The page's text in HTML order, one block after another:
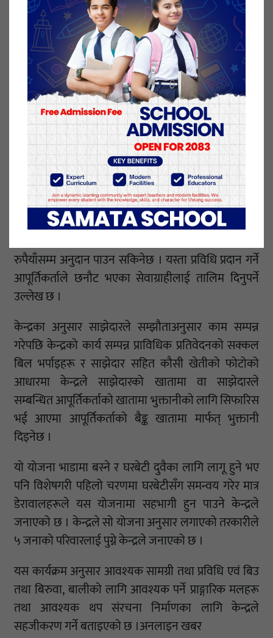
दिने लक्ष्य लिइएको छ । जसका लागि २५÷२५ जनाको समूह
बनाएर एक जनालाई प्रतिनिधि पठाउन सकिन्छ । यस्तो
अनुदान घरबेटी वा भाडामा बस्नेले समेत पाउने केसीले
जानकारी दिए ।
प्राङ्गारिक कौसी खेती प्रवद्र्धन कार्यक्रम कार्यान्वन कार्यविधि,
२०७६ ले काठमाडौं उपत्यका र चितवनको शहरी भेगमा
पहिलो चरणमा कौसी खेती प्रवद्र्धनको कार्यक्रम सञ्चालन गर्ने
र दोस्रो चरणमा प्रभावकारिताको आधारमा प्रदेशको अरू
भेगमा समेत कार्यक्रम सञ्चालन गर्ने उल्लेख गरेको छ ।
कार्यविधि अनुसार गमलामा आधारित कौसी खेतीको लागि
बढीमा १० हजारसम्म अनुदान पाउन सकिन्छ भने
रुपैयाँसम्म अनुदान पाउन सकिनेछ । यस्ता प्रविधि प्रदान गर्ने
आपूर्तिकर्ताले छनौट भएका सेवाग्राहीलाई तालिम दिनुपर्ने
उल्लेख छ ।
केन्द्रका अनुसार साझेदारले सम्झौताअनुसार काम सम्पन्न
गरेपछि केन्द्रको कार्य सम्पन्न प्राविधिक प्रतिवेदनको सक्कल
बिल भर्पाइहरू र साझेदार सहित कौसी खेतीको फोटोको
आधारमा केन्द्रले साझेदारको खातामा वा साझेदारले
सम्बन्धित आपूर्तिकर्ताको खातामा भुक्तानीको लागि सिफारिस
भई आएमा आपूर्तिकर्ताको बैङ्क खातामा मार्फत् भुक्तानी
दिइनेछ ।
यो योजना भाडामा बस्ने र घरबेटी दुवैका लागि लागू हुने भए
पनि विशेषगरी पहिलो चरणमा घरबेटीसँग समन्वय गरेर मात्र
डेरावालहरूले यस योजनामा सहभागी हुन पाउने केन्द्रले
जनाएको छ । केन्द्रले सो योजना अनुसार लगाएको तरकारीले
५ जनाको परिवारलाई पुग्ने केन्द्रले जनाएको छ ।
यस कार्यक्रम अनुसार आवश्यक सामग्री तथा प्रविधि एवं बिउ
तथा बिरुवा, बालीको लागि आवश्यक पर्ने प्राङ्गारिक मलहरू
तथा आवश्यक थप संरचना निर्माणका लागि केन्द्रले
सहजीकरण गर्ने बताइएको छ ।अनलाइन खबर